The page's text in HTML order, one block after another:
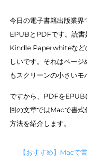
今日の電子書籍出版業
EPUBとPDFです。読
Kindle Paperwhiteなど
しいです。それはペー
もスクリーンの小さいモ
ですから、PDFをEPUB
回の文章ではMacで書
方法を紹介します。
【おすすめ】Macで